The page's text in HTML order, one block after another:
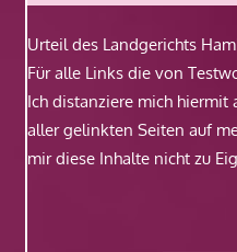
Urteil des Landgerichts
Für alle Links die von
Ich distanziere mich hiermit
aller gelinkten Seiten auf
mir diese Inhalte nicht zu